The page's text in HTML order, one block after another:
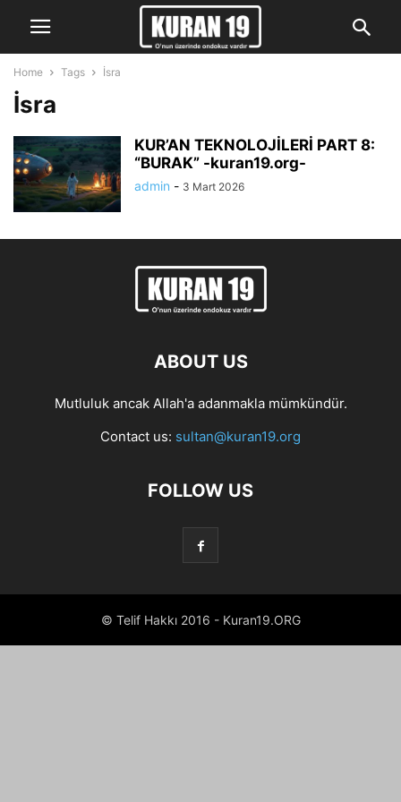
Home Tags İsra
İsra
KUR’AN TEKNOLOJİLERİ PART 8:
“BURAK” -kuran19.org-
admin - 3 Mart 2026
ABOUT US
Mutluluk ancak Allah'a adanmakla mümkündür.
Contact us: sultan@kuran19.org
FOLLOW US
© Telif Hakkı 2016 - Kuran19.ORG